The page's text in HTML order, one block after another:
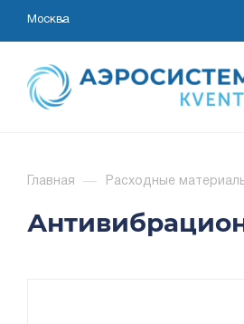
Москва
Главная — Расходные